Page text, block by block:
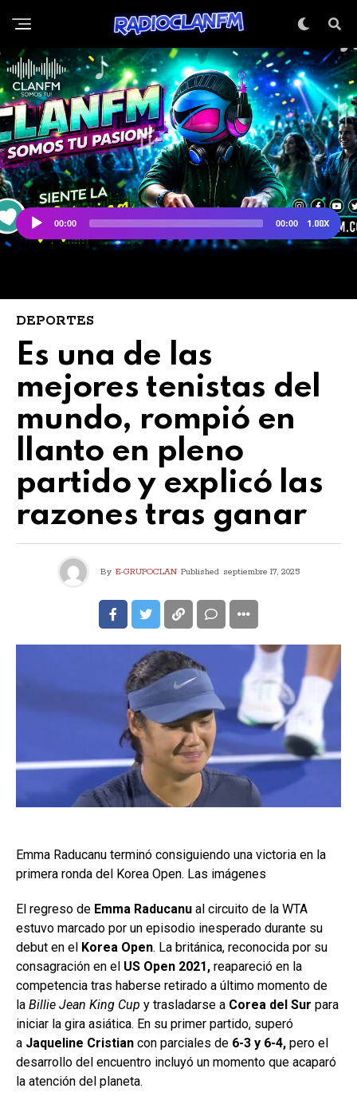
DEPORTES
Es una de las
mejores tenistas del
mundo, rompió en
llanto en pleno
partido y explicó las
razones tras ganar
By E-GRUPOCLAN Published septiembre 17, 2025
Emma Raducanu terminó consiguiendo una victoria en la
primera ronda del Korea Open. Las imágenes
El regreso de Emma Raducanu al circuito de la WTA
estuvo marcado por un episodio inesperado durante su
debut en el Korea Open. La británica, reconocida por su
consagración en el US Open 2021, reapareció en la
competencia tras haberse retirado a último momento de
la Billie Jean King Cup y trasladarse a Corea del Sur para
iniciar la gira asiática. En su primer partido, superó
a Jaqueline Cristian con parciales de 6-3 y 6-4, pero el
desarrollo del encuentro incluyó un momento que acaparó
la atención del planeta.